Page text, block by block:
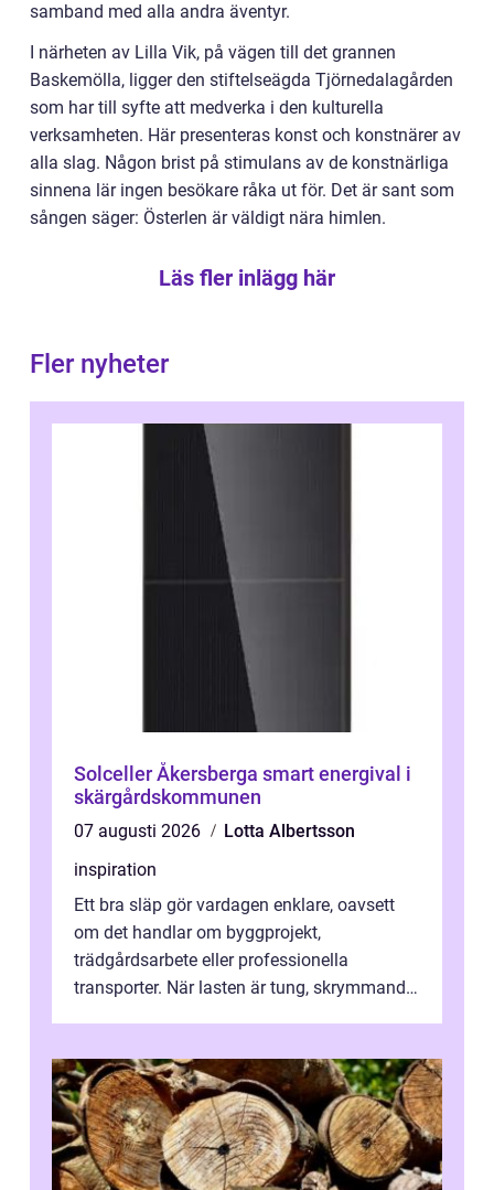
samband med alla andra äventyr.
I närheten av Lilla Vik, på vägen till det grannen
Baskemölla, ligger den stiftelseägda Tjörnedalagården
som har till syfte att medverka i den kulturella
verksamheten. Här presenteras konst och konstnärer av
alla slag. Någon brist på stimulans av de konstnärliga
sinnena lär ingen besökare råka ut för. Det är sant som
sången säger: Österlen är väldigt nära himlen.
Läs fler inlägg här
Fler nyheter
Solceller Åkersberga smart energival i
skärgårdskommunen
07 augusti 2026
Lotta Albertsson
inspiration
Ett bra släp gör vardagen enklare, oavsett
om det handlar om byggprojekt,
trädgårdsarbete eller professionella
transporter. När lasten är tung, skrymmande